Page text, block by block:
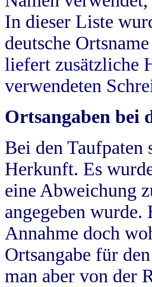
In dieser Liste
deutsche
liefert zusätzliche
verwendeten
Ortsangaben bei
Bei den Taufpaten
Herkunft. Es
eine Abweichung
angegeben
Annahme doch
Ortsangabe für
man aber von der